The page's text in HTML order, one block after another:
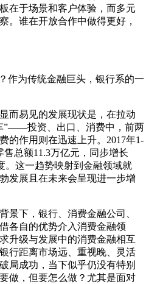
在于场景和客户体验，而多元
。谁在开放合作中做得更好，
为传统金融巨头，银行系的一
易见的发展现状是，在拉动
”——投资、出口、消费中，前两
的作用则在迅速上升。2017年1-
总额11.3万亿元，同步增长
。这一趋势映射到金融领域就
发展且在未来会呈现进一步增
下，银行、消费金融公司、
各自的优势介入消费金融领
升级与发展中的消费金融相互
行距离市场远、重视晚、灵活
局成功，当下似乎仍没有特别
做，但要怎么做？尤其是面对